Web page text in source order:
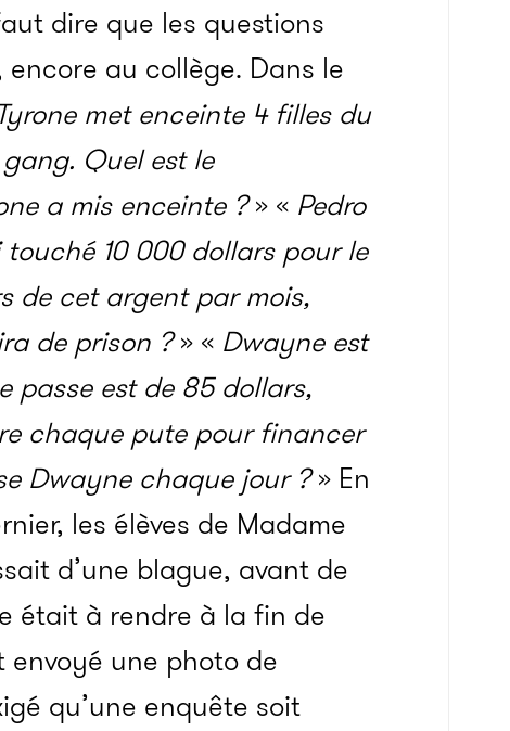
dire que les questions
au collège. Dans le
Tyrone met enceinte 4 filles du
Quel est le
a mis enceinte ?» « Pedro
10 000 dollars pour le
de cet argent par mois,
de prison ?» « Dwayne est
passe est de 85 dollars,
chaque pute pour financer
Dwayne chaque jour ?» En
les élèves de Madame
d’une blague, avant de
était à rendre à la fin de
envoyé une photo de
qu’une enquête soit